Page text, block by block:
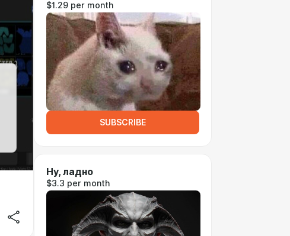
$1.29 per month
SUBSCRIBE
Ну, ладно
$3.3 per month